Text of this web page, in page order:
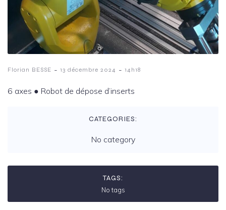
Florian BESSE - 13 décembre 2024 - 14h18
6 axes ️● Robot de dépose d’inserts
CATEGORIES:
No category
TAGS:
No tags